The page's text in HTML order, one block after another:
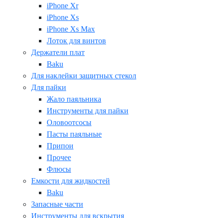
iPhone Xr
iPhone Xs
iPhone Xs Max
Лоток для винтов
Держатели плат
Baku
Для наклейки защитных стекол
Для пайки
Жало паяльника
Инструменты для пайки
Оловоотсосы
Пасты паяльные
Припои
Прочее
Флюсы
Емкости для жидкостей
Baku
Запасные части
Инструменты для вскрытия